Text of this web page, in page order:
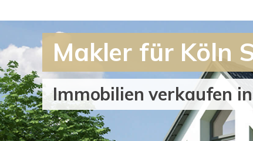
Makler für Köln
Immobilien verkaufen